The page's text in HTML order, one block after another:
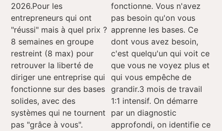
2026.Pour les
entrepreneurs qui ont
"réussi" mais à quel prix ?
8 semaines en groupe
restreint (8 max) pour
retrouver la liberté de
diriger une entreprise qui
fonctionne sur des bases
solides, avec des
systèmes qui ne tournent
pas "grâce à vous".
fonctionne. Vous n'avez
pas besoin qu'on vous
apprenne les bases. Ce
dont vous avez besoin,
c'est quelqu'un qui voit ce
que vous ne voyez plus et
qui vous empêche de
grandir.3 mois de travail
1:1 intensif. On démarre
par un diagnostic
approfondi, on identifie ce